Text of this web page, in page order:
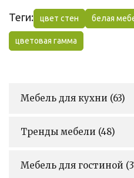
Теги: цвет стен белая
цветовая гамма
Мебель для кухни (63)
Тренды мебели (48)
Мебель для гостиной